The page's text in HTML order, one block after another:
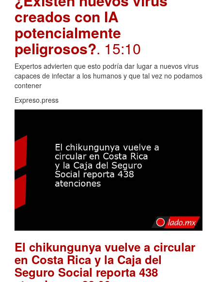
creados con IA
potencialmente
peligrosos?. 15:10
Expertos advierten que esto podría dar lugar a nuevos virus
capaces de infectar a los humanos y que tal vez no podamos
contener
Expreso.press
El chikungunya vuelve a circular
en Costa Rica y la Caja del
Seguro Social reporta 438